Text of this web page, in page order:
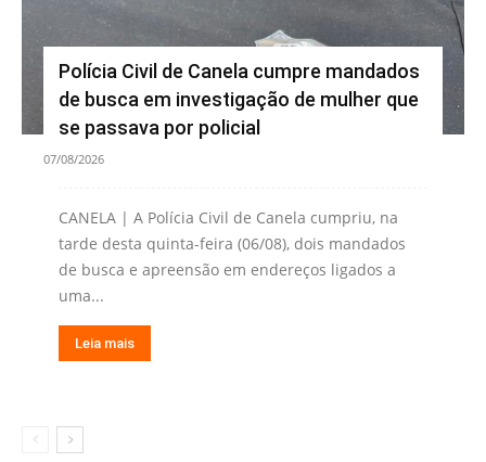
Polícia Civil de Canela cumpre mandados
de busca em investigação de mulher que
se passava por policial
07/08/2026
CANELA | A Polícia Civil de Canela cumpriu, na
tarde desta quinta-feira (06/08), dois mandados
de busca e apreensão em endereços ligados a
uma...
Leia mais